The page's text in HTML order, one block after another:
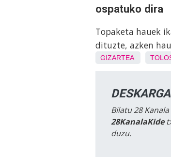
ospatuko dira
Topaketa hauek
dituzte, azken
GIZARTEA
Bilatu 28
28KanalaKide
duzu.